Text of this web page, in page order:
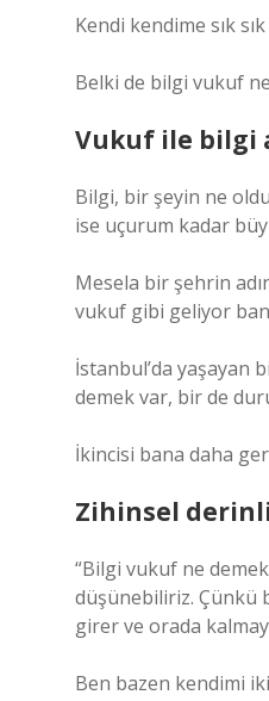
Kendi kendime sık
Belki de bilgi vukuf
Vukuf ile bilgi
Bilgi, bir şeyin ne
ise uçurum kadar
Mesela bir şehrin
vukuf gibi geliyor
İstanbul’da yaşayan
demek var, bir de
İkincisi bana daha
Zihinsel
“Bilgi vukuf ne
düşünebiliriz. Çünkü
girer ve orada
Ben bazen kendimi